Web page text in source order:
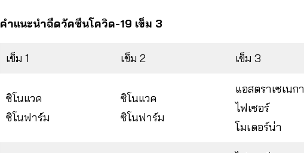
คำแนะนำฉีดวัคซีนโควิด-19 เข็ม 3
เข็ม 1 เข็ม 2 เข็ม 3
ซิโนแวค
ซิโนฟาร์ม
ซิโนแวค
ซิโนฟาร์ม
แอสตราเซเนกา
ไฟเซอร์
โมเดอร์น่า